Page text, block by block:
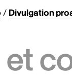
/ Divulgation